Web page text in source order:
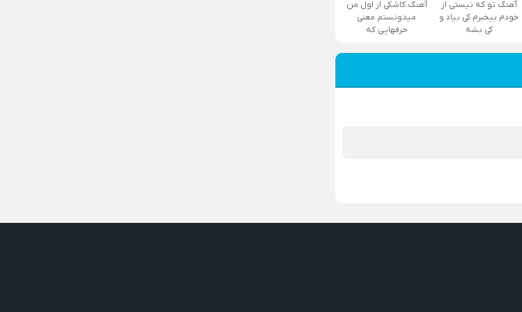
آهنگ تو که نیستی از
خودم بیخبرم کی بیاد و
کی بشه
آهنگ کاشکی از اول من
میدونستم معنی
حرفهایی که